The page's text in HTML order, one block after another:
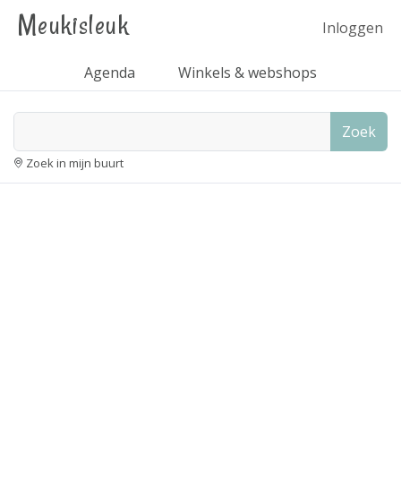
Meukisleuk Inloggen
Agenda Winkels & webshops
Zoek
Zoek in mijn buurt